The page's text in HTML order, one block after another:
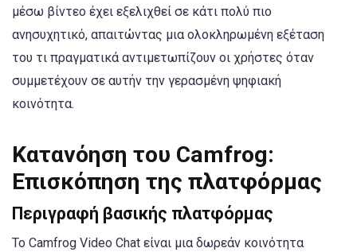
μέσω βίντεο έχει εξελιχθεί σε κάτι πολύ πιο
ανησυχητικό, απαιτώντας μια ολοκληρωμένη εξέταση
του τι πραγματικά αντιμετωπίζουν οι χρήστες όταν
συμμετέχουν σε αυτήν την γερασμένη ψηφιακή
κοινότητα.
Κατανόηση του Camfrog:
Επισκόπηση της πλατφόρμας
Περιγραφή βασικής πλατφόρμας
Το Camfrog Video Chat είναι μια δωρεάν κοινότητα